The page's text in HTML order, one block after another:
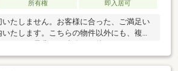
所有権 即入居可
たしません。お客様に合った、ご満足い
たします。こちらの物件以外にも、複数